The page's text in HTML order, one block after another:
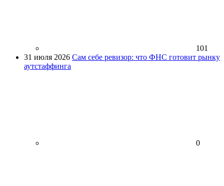
101
31 июля 2026 Сам себе ревизор: что ФНС готовит рынку
аутстаффинга
0